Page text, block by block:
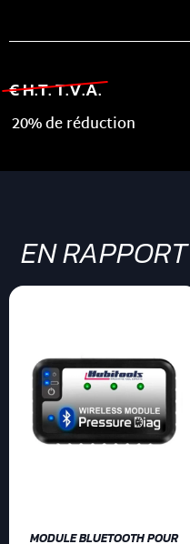
€ H.T. T.V.A.
20% de réduction
EN RAPPORT
MODULE BLUETOOTH POUR